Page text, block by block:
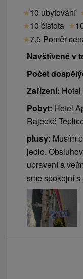
★10 ubytování
★10 čistota ★
★7.5 Poměr
Navštívené v
Počet
Zařízení:
Pobyt: Hotel
Rajecké
plusy: Musím
jedlo.
upravení a
sme spokojní